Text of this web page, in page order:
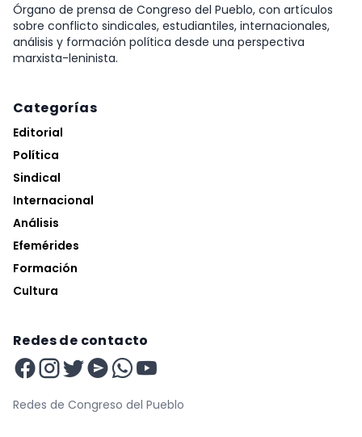
Órgano de prensa de Congreso del Pueblo, con artículos
sobre conflicto sindicales, estudiantiles, internacionales,
análisis y formación política desde una perspectiva
marxista-leninista.
Categorías
Editorial
Política
Sindical
Internacional
Análisis
Efemérides
Formación
Cultura
Redes de contacto
Redes de Congreso del Pueblo